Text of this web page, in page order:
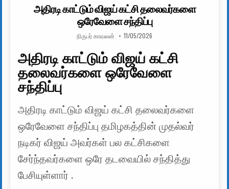
அதிரடி காட்டும் விஜய் கட்சி தலைவர்களை
ஒரேவேளை சந்திப்பு
AUTHOR:
நிருபர் காவலன் PUBLISHED DATE:
11/05/2026
அதிரடி காட்டும் விஜய் கட்சி
தலைவர்களை ஒரேவேளை
சந்திப்பு
அதிரடி காட்டும் விஜய் கட்சி தலைவர்களை
ஒரேவேளை சந்திப்பு தமிழகத்தின் முதல்வர்
நடிகர் விஜய் அவர்கள் பல கட்சிகளை
சேர்ந்தவர்களை ஒரே தடவையில் சந்தித்து
பேசியுள்ளார் .